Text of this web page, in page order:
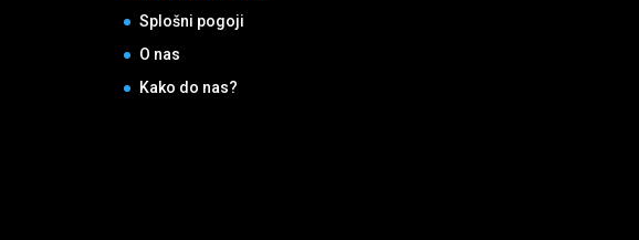
Splošni pogoji
O nas
Kako do nas?